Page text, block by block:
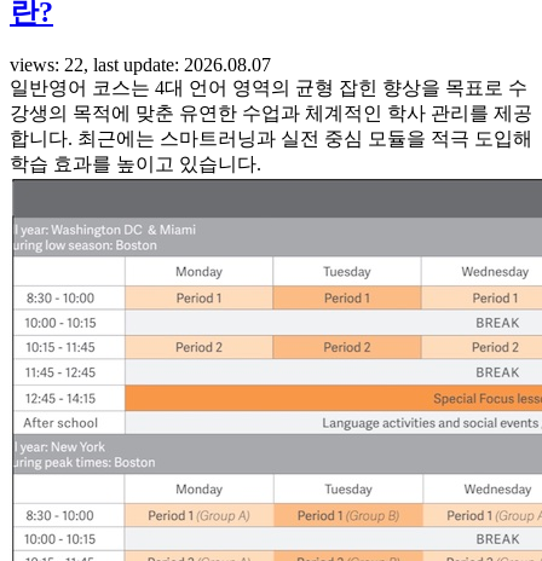
란?
views: 22, last update: 2026.08.07
일반영어 코스는 4대 언어 영역의 균형 잡힌 향상을 목표로 수
강생의 목적에 맞춘 유연한 수업과 체계적인 학사 관리를 제공
합니다. 최근에는 스마트러닝과 실전 중심 모듈을 적극 도입해
학습 효과를 높이고 있습니다.